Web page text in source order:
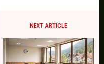
NEXT ARTICLE